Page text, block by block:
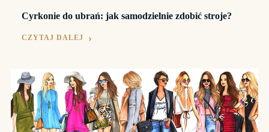
Cyrkonie do ubrań: jak samodzielnie zdobić stroje?
CZYTAJ DALEJ